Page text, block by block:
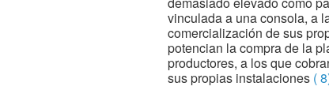
vinculada a una consola, a
comercialización de sus
potencian la compra de la
productores, a los que
sus propias instalaciones (